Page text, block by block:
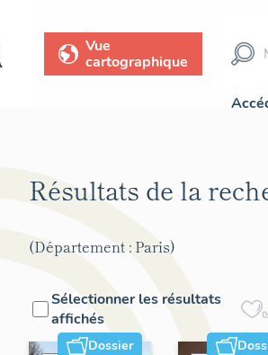
Vue
cartographique
Résultats de la
(Département : Paris)
Sélectionner les résultats
affichés
Dossier